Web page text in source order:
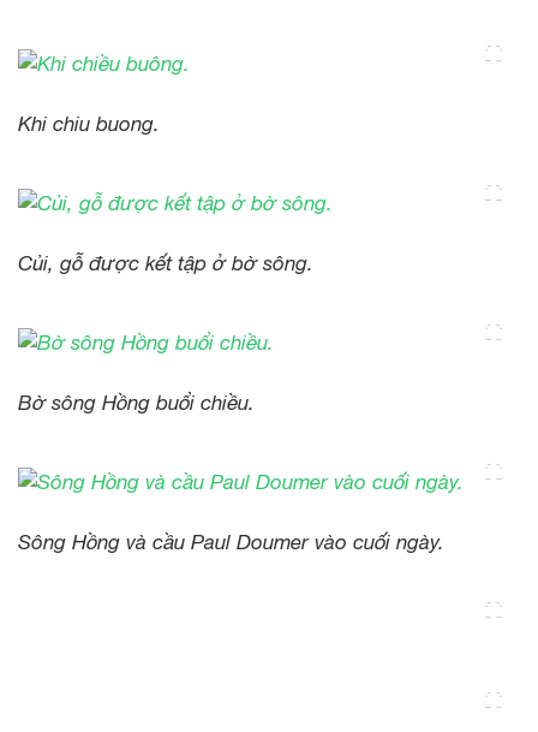
Khi chiu buong.
Củi, gỗ được kết tập ở bờ sông.
Bờ sông Hồng buổi chiều.
Sông Hồng và cầu Paul Doumer vào cuối ngày.